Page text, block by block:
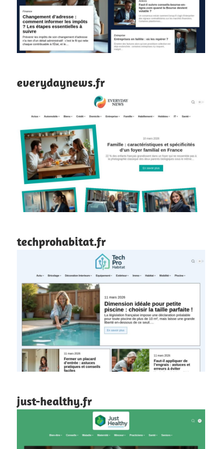
everydaynews.fr
techprohabitat.fr
just-healthy.fr